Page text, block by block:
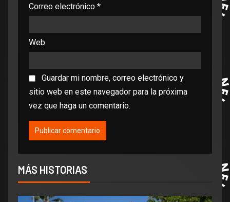
Correo electrónico *
Web
Guardar mi nombre, correo electrónico y
sitio web en este navegador para la próxima
vez que haga un comentario.
MÁS HISTORIAS